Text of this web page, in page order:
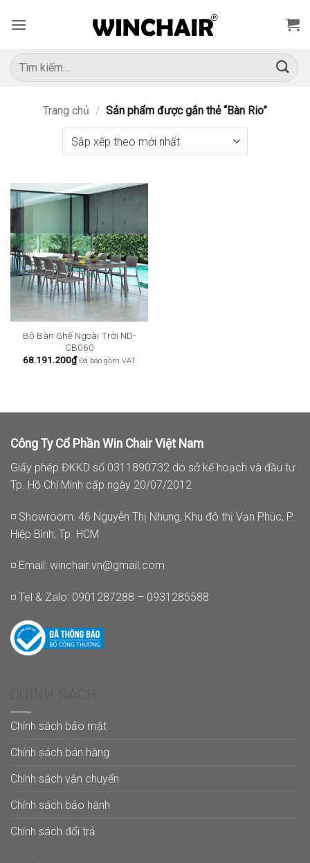
qua
dung
Tìm
kiếm:
Trang chủ / Sản phẩm được gắn thẻ “Bàn Rio”
Bộ Bàn Ghế Ngoài Trời ND-
CB060
68.191.200₫ Đã bao gồm VAT
Công Ty Cổ Phần Win Chair Việt Nam
Giấy phép ĐKKD số 0311890732 do sở kế hoạch và đầu tư
Tp. Hồ Chí Minh cấp ngày 20/07/2012
◽ Showroom: 46 Nguyễn Thị Nhung, Khu đô thị Vạn Phúc, P.
Hiệp Bình, Tp. HCM
◽ Email: winchair.vn@gmail.com
◽ Tel & Zalo: 0901287288 – 0931285588
Chính sách bảo mật
Chính sách bán hàng
Chính sách vận chuyển
Chính sách bảo hành
Chính sách đổi trả